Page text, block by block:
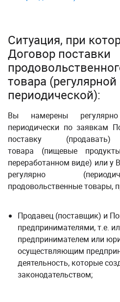
Ситуация, при
Договор поставки
товара
периодической):
Вы намерены
периодически по заявкам
поставку (продавать)
товара (пищевые
переработанном виде) или у
регулярно
продовольственные товары,
Продавец (поставщик) и
предпринимателями, т.е.
предпринимателем или
осуществляющим
деятельность, которые
законодательством;